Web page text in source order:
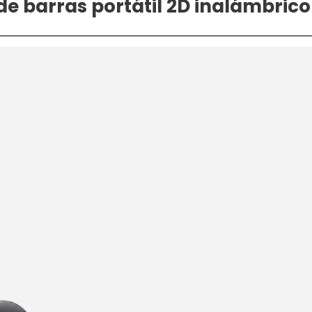
barras portátil 2D inalámbrico